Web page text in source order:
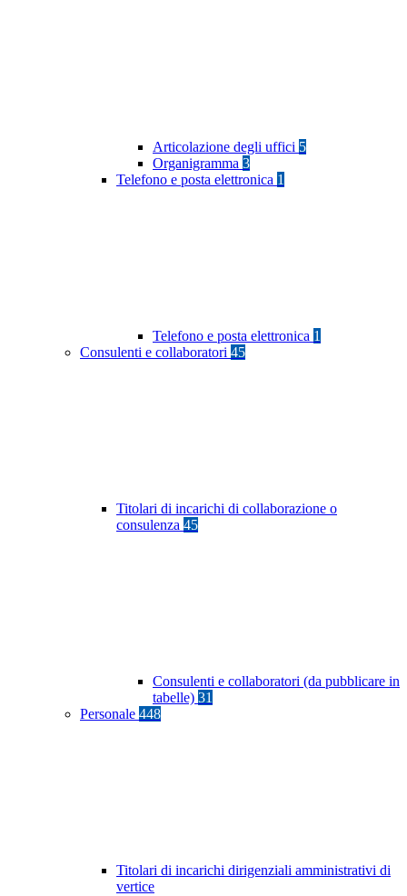
Articolazione degli uffici 5
Organigramma 3
Telefono e posta elettronica 1
Telefono e posta elettronica 1
Consulenti e collaboratori 45
Titolari di incarichi di collaborazione o
consulenza 45
Consulenti e collaboratori (da pubblicare in
tabelle) 31
Personale 448
Titolari di incarichi dirigenziali amministrativi di
vertice